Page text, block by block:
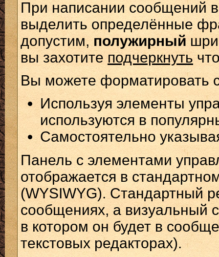
При написании сообщений
выделить определённые
допустим,полужирный
вы захотитеподчеркнуть
Вы можете форматировать
Используя элементы
используются в
Самостоятельно
Панель с элементами
отображается в
(WYSIWYG). Стандартный
сообщениях, а визуальный
в котором он будет в
текстовых редакторах).